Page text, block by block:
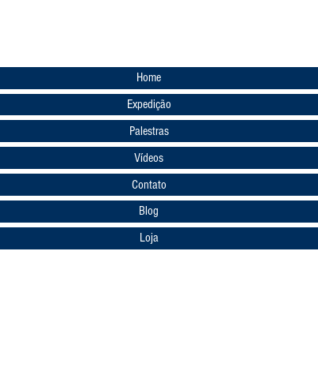
Home
Expedição
Palestras
Vídeos
Contato
Blog
Loja